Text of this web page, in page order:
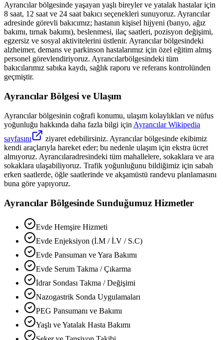
Ayrancılarbölgesinde yaşayan yaşlı bireyler ve yatalak hastalar için
8 saat, 12 saat ve 24 saat bakıcı seçenekleri sunuyoruz. Ayrancılar
adresinde görevli bakıcımız; hastanın kişisel hijyeni (banyo, ağız
bakımı, tırnak bakımı), beslenmesi, ilaç saatleri, pozisyon değişimi,
egzersiz ve sosyal aktivitelerini üstlenir. Ayrancılarbölgesindeki
alzheimer, demans ve parkinson hastalarımız için özel eğitim almış
personel görevlendiriyoruz. Ayrancılarbölgesindeki tüm
bakıcılarımız sabıka kaydı, sağlık raporu ve referans kontrolünden
geçmiştir.
Ayrancılar Bölgesi ve Ulaşım
Ayrancılarbölgesinin coğrafi konumu, ulaşım kolaylıkları ve nüfus
yoğunluğu hakkında daha fazla bilgi için AyrancılarWikipedia
sayfasını
ziyaret edebilirsiniz. Ayrancılarbölgesinde ekibimiz
kendi araçlarıyla hareket eder; bu nedenle ulaşım için ekstra ücret
almıyoruz. Ayrancılaradresindeki tüm mahallelere, sokaklara ve ara
sokaklara ulaşabiliyoruz. Trafik yoğunluğunu bildiğimiz için sabah
erken saatlerde, öğle saatlerinde ve akşamüstü randevu planlamasını
buna göre yapıyoruz.
Ayrancılar Bölgesinde Sunduğumuz Hizmetler
Evde Hemşire Hizmeti
Evde Enjeksiyon (İ.M / İ.V / S.C)
Evde Pansuman ve Yara Bakımı
Evde Serum Takma / Çıkarma
İdrar Sondası Takma / Değişimi
Nazogastrik Sonda Uygulamaları
PEG Pansumanı ve Bakımı
Yaşlı ve Yatalak Hasta Bakımı